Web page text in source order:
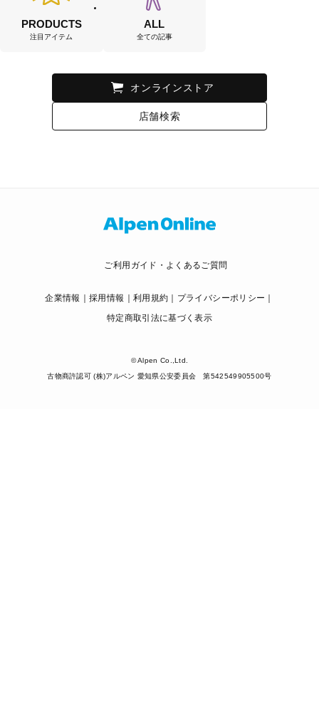
PRODUCTS
注目アイテム
ALL
全ての記事
オンラインストア
店舗検索
ご利用ガイド・よくあるご質問
企業情報 採用情報 利用規約
プライバシーポリシー
特定商取引法に基づく表示
© Alpen Co.,Ltd.
古物商許認可 (株)アルペン 愛知県公安委員会 第542549905500号